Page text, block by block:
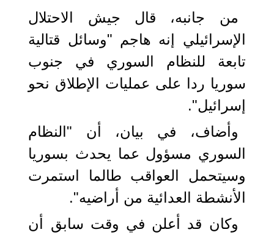
من جانبه، قال جيش الاحتلال
الإسرائيلي إنه هاجم "وسائل قتالية
تابعة للنظام السوري في جنوب
سوريا ردا على عمليات الإطلاق نحو
إسرائيل".
وأضاف، في بيان، أن "النظام
السوري مسؤول عما يحدث بسوريا
وسيتحمل العواقب طالما استمرت
الأنشطة العدائية من أراضيه".
وكان قد أعلن في وقت سابق أن